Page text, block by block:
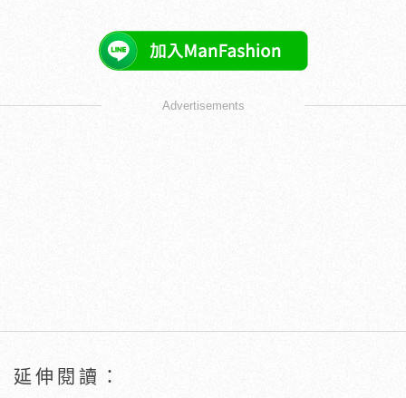
Advertisements
延伸閱讀：